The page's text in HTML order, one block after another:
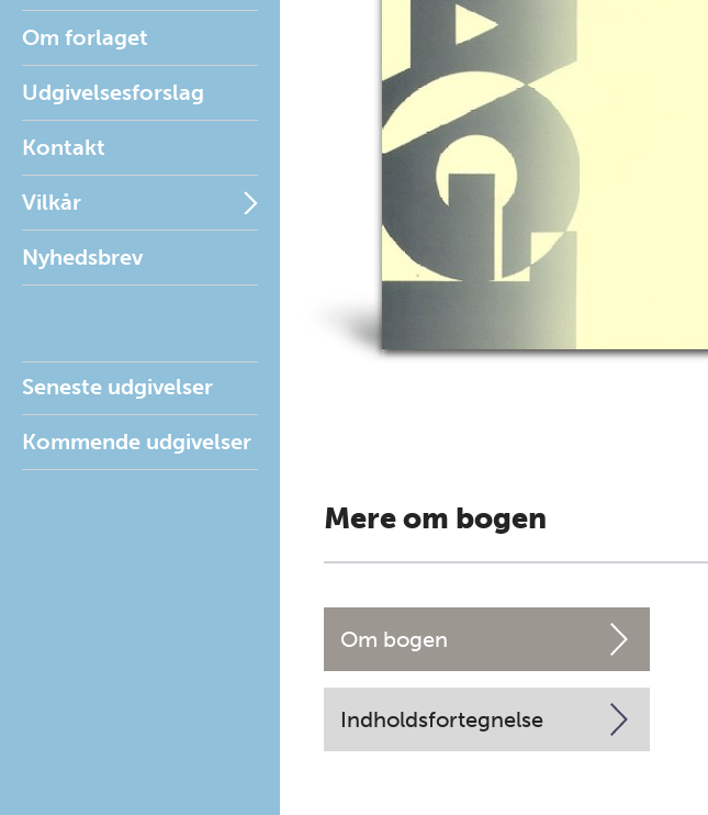
Om forlaget
Udgivelsesforslag
Kontakt
Vilkår
Nyhedsbrev
Seneste udgivelser
Kommende udgivelser
Mere om bogen
Om bogen
Indholdsfortegnelse